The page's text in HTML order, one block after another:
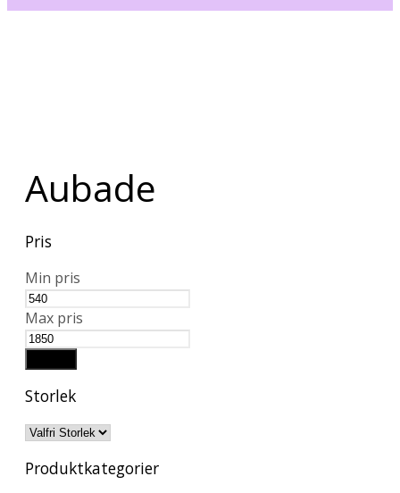
Aubade
Pris
Min pris
Max pris
Storlek
Produktkategorier